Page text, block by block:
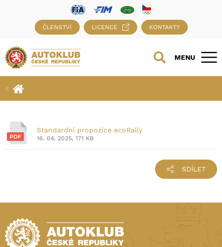
ČLENSTVÍ LICENCE KONTAKTY
MENU
Standardní propozice ecoRally
16. 04. 2025, 171 KB
SDÍLET